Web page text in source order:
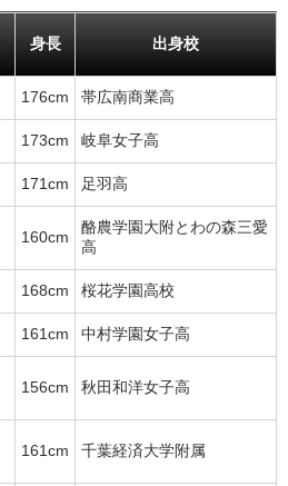
身長 出身校
176cm 帯広南商業高
173cm 岐阜女子高
171cm 足羽高
160cm
酪農学園大附とわの森三愛
高
168cm 桜花学園高校
161cm 中村学園女子高
156cm 秋田和洋女子高
161cm 千葉経済大学附属